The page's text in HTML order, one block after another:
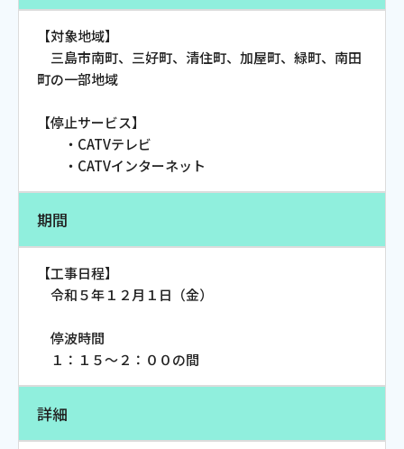
動画配信
おトクな情報
対応エリア
受付時間：9:30〜18:00 年中無休
【対象地域】
三島市南町、三好町、清住町、加屋町、緑町、南田
町の一部地域
【停止サービス】
・CATVテレビ
・CATVインターネット
期間
【工事日程】
令和５年１２月１日（金）
停波時間
１：１５～２：００の間
詳細